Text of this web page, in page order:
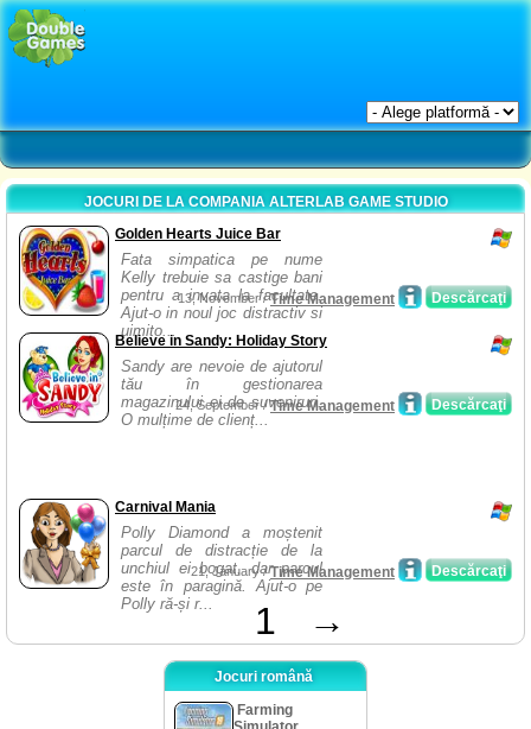
JOCURI DE LA COMPANIA ALTERLAB GAME STUDIO
Golden Hearts Juice Bar
Fata simpatica pe nume
Kelly trebuie sa castige bani
pentru a invata la facultate.
Ajut-o in noul joc distractiv si
uimito...
Descărcaţi
13, November /Time Management
Believe in Sandy: Holiday Story
Sandy are nevoie de ajutorul
tău în gestionarea
magazinului ei de suveniruri.
O mulțime de clienț...
Descărcaţi
24, September /Time Management
Carnival Mania
Polly Diamond a moștenit
parcul de distracție de la
unchiul ei bogat, dar parcul
este în paragină. Ajut-o pe
Polly ră-și r...
Descărcaţi
21, January /Time Management
1 →
Jocuri română
Farming